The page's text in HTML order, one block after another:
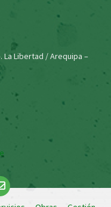
La Libertad / Arequipa –